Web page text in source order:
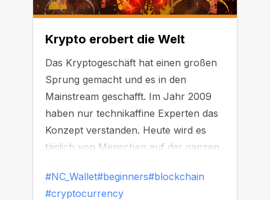
Krypto erobert die Welt
Das Kryptogeschäft hat einen großen
Sprung gemacht und es in den
Mainstream geschafft. Im Jahr 2009
haben nur technikaffine Experten das
Konzept verstanden. Heute wird es
täglich von Menschen auf der ganzen
#NC_Wallet#beginners#blockchain
#cryptocurrency